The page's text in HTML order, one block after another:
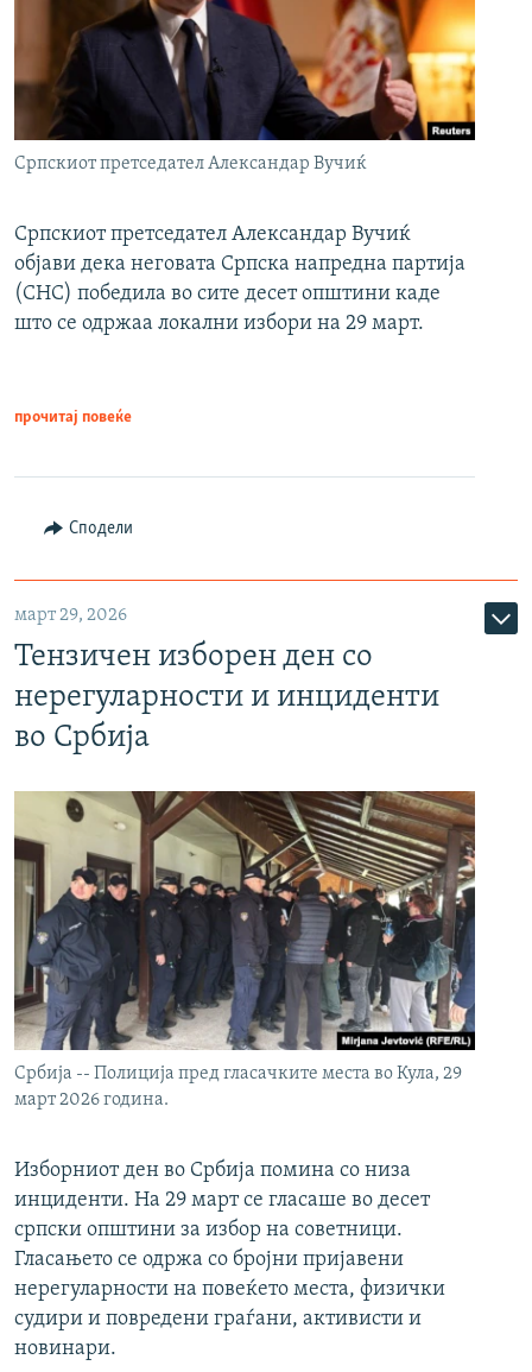
Српскиот претседател Александар Вучиќ
Српскиот претседател Александар Вучиќ
објави дека неговата Српска напредна партија
(СНС) победила во сите десет општини каде
што се одржаа локални избори на 29 март.
прочитај повеќе
Сподели
март 29, 2026
Тензичен изборен ден со
нерегуларности и инциденти
во Србија
Србија -- Полиција пред гласачките места во Кула, 29
март 2026 година.
Изборниот ден во Србија помина со низа
инциденти. На 29 март се гласаше во десет
српски општини за избор на советници.
Гласањето се одржа со бројни пријавени
нерегуларности на повеќето места, физички
судири и повредени граѓани, активисти и
новинари.